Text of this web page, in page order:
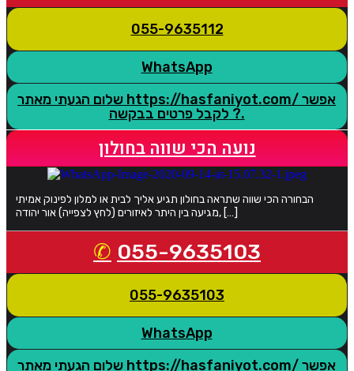
055-9635112
WhatsApp
שלום הגעתי מאתר https://hasfaniyot.com/ אפשר
לקבל פרטים בבקשה ?.
נועה הכי שווה בחולון
הבחורה הכי שווה שתראה בחולון תגיע אליך לבית או למלון לפינוק אמיתי
מגיעה בין היתר לאיזורים (לחץ לצפייה) אור יהודה, […]
055-9635103
055-9635103
WhatsApp
שלום הגעתי מאתר https://hasfaniyot.com/ אפשר